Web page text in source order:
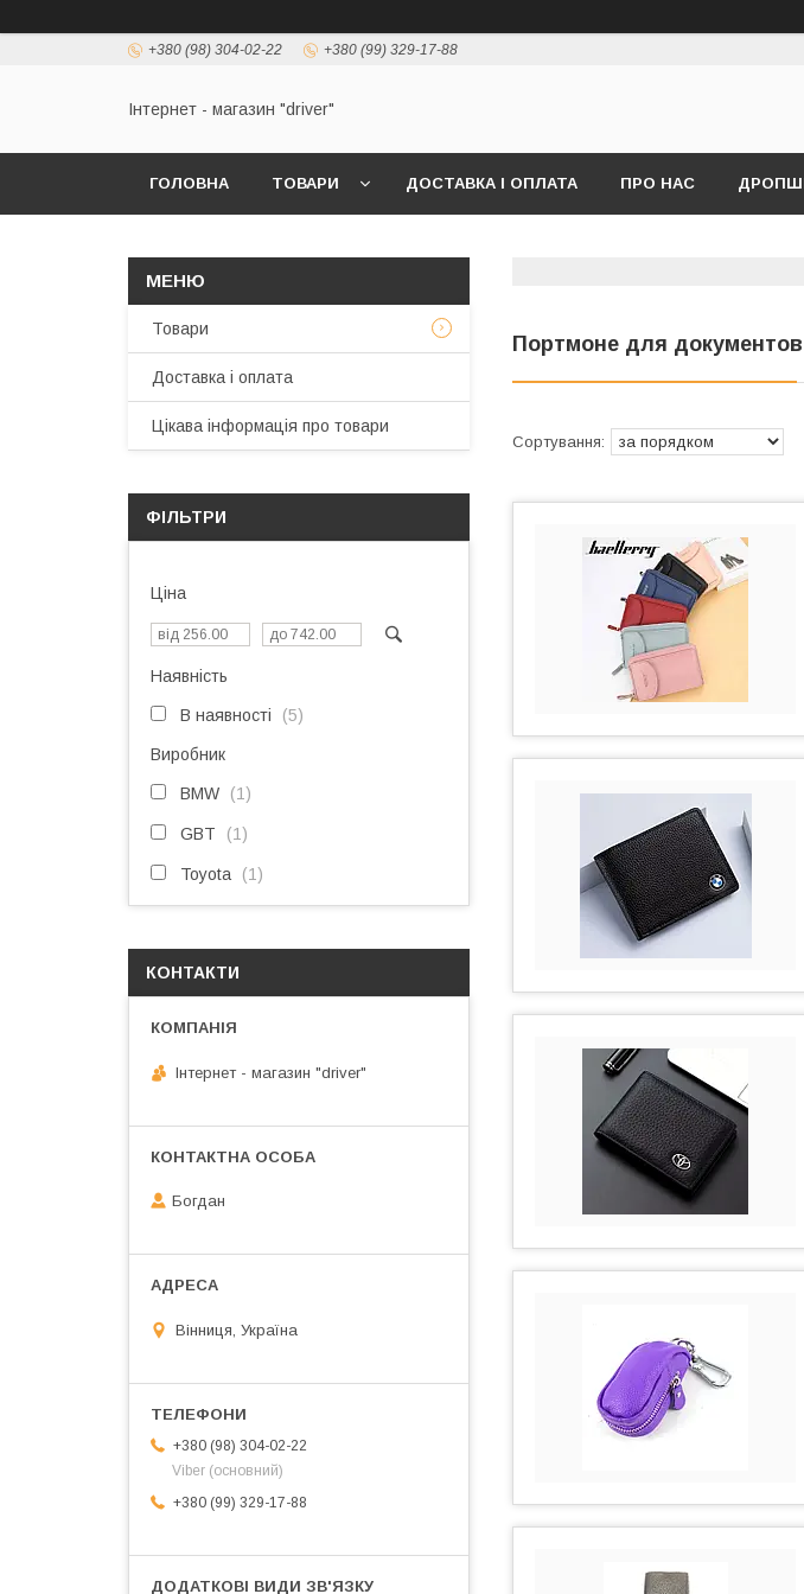
+380 (98) 304-02-22 +380 (99) 329-17-88
Інтернет - магазин "driver"
ГОЛОВНА ТОВАРИ ДОСТАВКА І ОПЛАТА ПРО НАС
Портмоне для
Товари
Доставка і оплата
Цікава інформація про товари
ФІЛЬТРИ
Ціна
Наявність
В наявності 5
Виробник
BMW 1
GBT 1
Toyota 1
КОНТАКТИ
Інтернет - магазин "driver"
Богдан
Вінниця, Україна
+380 (98) 304-02-22
Viber (основний)
+380 (99) 329-17-88